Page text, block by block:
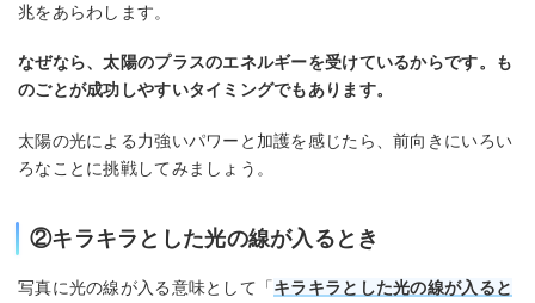
兆をあらわします。
なぜなら、太陽のプラスのエネルギーを受けているからです。も
のごとが成功しやすいタイミングでもあります。
太陽の光による力強いパワーと加護を感じたら、前向きにいろい
ろなことに挑戦してみましょう。
②キラキラとした光の線が入るとき
写真に光の線が入る意味として「キラキラとした光の線が入ると